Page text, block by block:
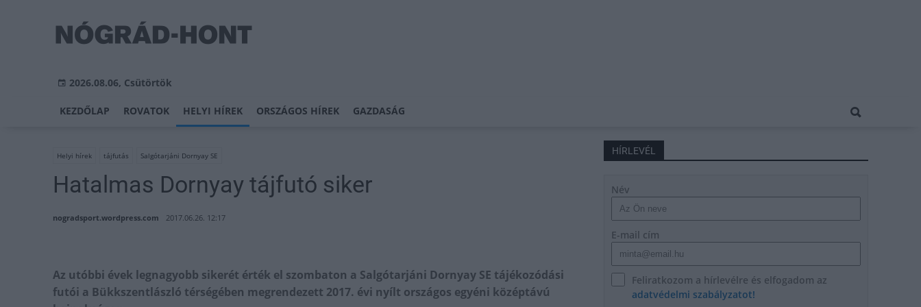
2026.08.06, Csütörtök
KEZDŐLAP ROVATOK HELYI HÍREK ORSZÁGOS HÍREK GAZDASÁG
Helyi hírek tájfutás Salgótarjáni Dornyay SE
Hatalmas Dornyay tájfutó siker
nogradsport.wordpress.com 2017.06.26. 12:17
Az utóbbi évek legnagyobb sikerét érték el szombaton a Salgótarjáni Dornyay SE tájékozódási
futói a Bükkszentlászló térségében megrendezett 2017. évi nyílt országos egyéni középtávú
HÍRLEVÉL
Név
E-mail cím
Feliratkozom a hírlevélre és elfogadom az
adatvédelmi szabályzatot!